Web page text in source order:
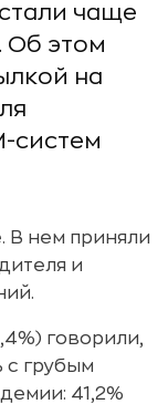
чаще
Об этом
на
систем
В нем приняли
и
говорили,
с грубым
41,2%